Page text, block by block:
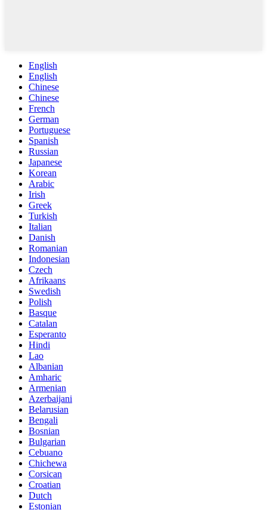
English
English
Chinese
Chinese
French
German
Portuguese
Spanish
Russian
Japanese
Korean
Arabic
Irish
Greek
Turkish
Italian
Danish
Romanian
Indonesian
Czech
Afrikaans
Swedish
Polish
Basque
Catalan
Esperanto
Hindi
Lao
Albanian
Amharic
Armenian
Azerbaijani
Belarusian
Bengali
Bosnian
Bulgarian
Cebuano
Chichewa
Corsican
Croatian
Dutch
Estonian